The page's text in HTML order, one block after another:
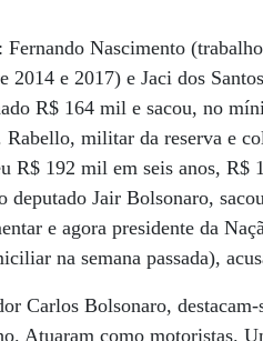
Fernando Nascimento
2014 e 2017) e Jaci dos
R$ 164 mil e sacou, no
Rabello, militar da reserva e
R$ 192 mil em seis anos,
deputado Jair Bolsonaro,
e agora presidente da
na semana passada),
Carlos Bolsonaro,
Atuaram como motoristas.